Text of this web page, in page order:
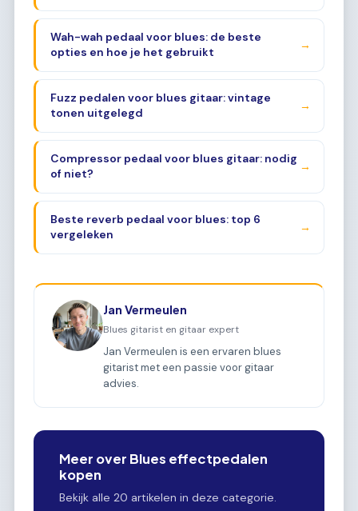
Wah-wah pedaal voor blues: de beste
opties en hoe je het gebruikt
→
Fuzz pedalen voor blues gitaar: vintage
tonen uitgelegd
→
Compressor pedaal voor blues gitaar: nodig
of niet?
→
Beste reverb pedaal voor blues: top 6
vergeleken
→
Jan Vermeulen
Blues gitarist en gitaar expert
Jan Vermeulen is een ervaren blues
gitarist met een passie voor gitaar
advies.
Meer over Blues effectpedalen
kopen
Bekijk alle 20 artikelen in deze categorie.